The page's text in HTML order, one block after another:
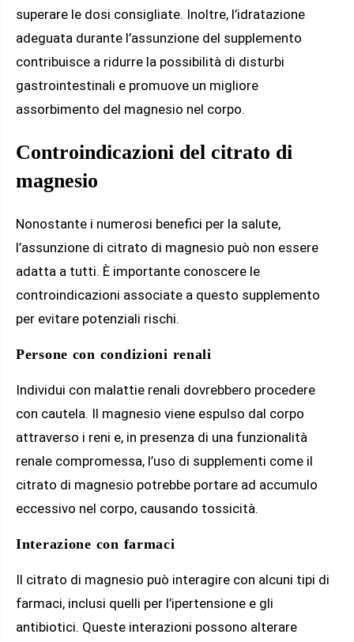
superare le dosi consigliate. Inoltre, l’idratazione
adeguata durante l’assunzione del supplemento
contribuisce a ridurre la possibilità di disturbi
gastrointestinali e promuove un migliore
assorbimento del magnesio nel corpo.
Controindicazioni del citrato di
magnesio
Nonostante i numerosi benefici per la salute,
l’assunzione di citrato di magnesio può non essere
adatta a tutti. È importante conoscere le
controindicazioni associate a questo supplemento
per evitare potenziali rischi.
Persone con condizioni renali
Individui con malattie renali dovrebbero procedere
con cautela. Il magnesio viene espulso dal corpo
attraverso i reni e, in presenza di una funzionalità
renale compromessa, l’uso di supplementi come il
citrato di magnesio potrebbe portare ad accumulo
eccessivo nel corpo, causando tossicità.
Interazione con farmaci
Il citrato di magnesio può interagire con alcuni tipi di
farmaci, inclusi quelli per l’ipertensione e gli
antibiotici. Queste interazioni possono alterare